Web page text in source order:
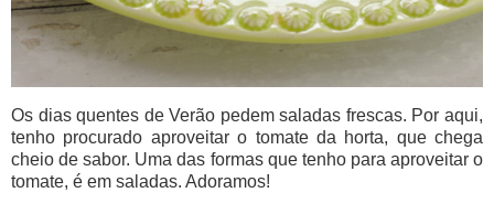
Os dias quentes de Verão pedem saladas frescas. Por aqui,
tenho procurado aproveitar o tomate da horta, que chega
cheio de sabor. Uma das formas que tenho para aproveitar o
tomate, é em saladas. Adoramos!